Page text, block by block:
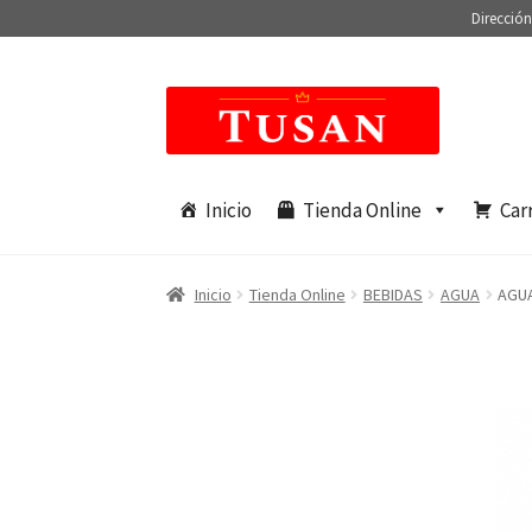
navegación
contenido
Inicio Tienda Online
Inicio Tienda Online BEBIDAS AGUA